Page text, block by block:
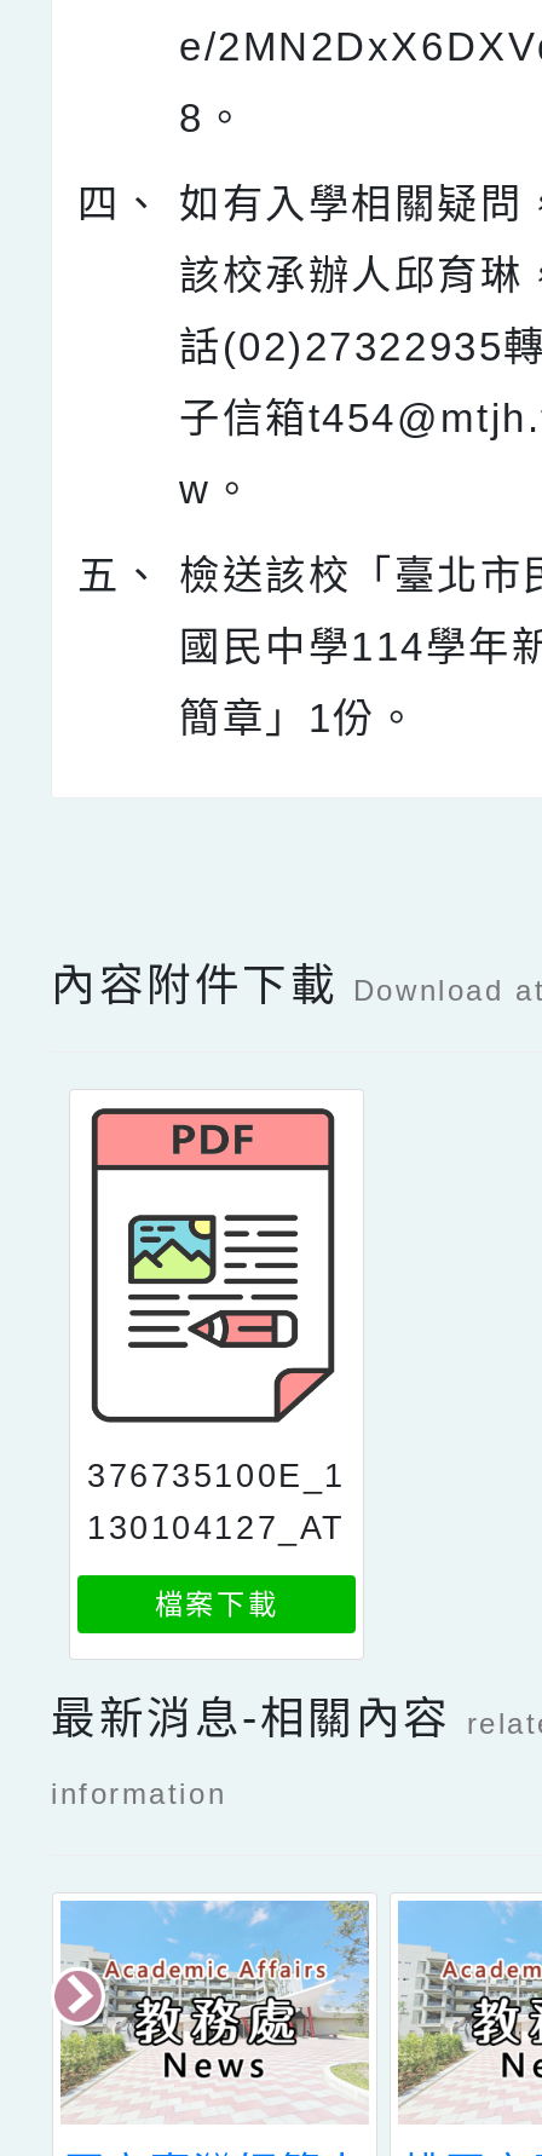
e/
8。
四、
如有入學相關疑問
該校承辦人邱育琳
話(02)27322935
子信箱
w。
五、
檢送該校「臺北市
國民中學114學年
簡章」1份。
內容附件下載 Download
376735100E_1
130104127_AT
TACH1
檔案下載
最新消息-相關內容
information